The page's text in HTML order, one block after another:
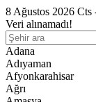
8 Ağustos 2026 Cts
Veri alınamadı!
Adana
Adıyaman
Afyonkarahisar
Ağrı